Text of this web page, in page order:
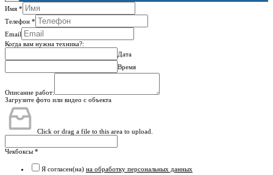
Имя *
Телефон *
Email
Когда вам нужна техника?:
Дата
Время
Описание работ:
Загрузите фото или видео с объекта
Click or drag a file to this area to upload.
Чекбоксы *
Я согласен(на) на обработку персональных данных